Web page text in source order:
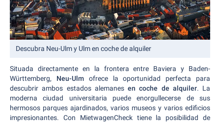
Descubra Neu-Ulm y Ulm en coche de alquiler
Situada directamente en la frontera entre Baviera y Baden-
Württemberg, Neu-Ulmofrece la oportunidad perfecta para
descubrir ambos estados alemanes en coche de alquiler. La
moderna ciudad universitaria puede enorgullecerse de sus
hermosos parques ajardinados, varios museos y varios edificios
impresionantes. Con MietwagenCheck tiene la posibilidad de